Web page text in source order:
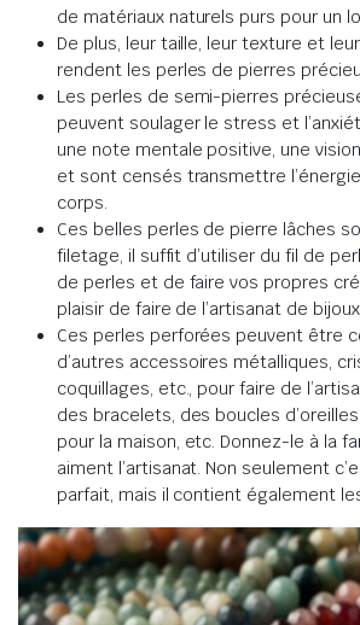
de matériaux naturels purs pour un
De plus, leur taille, leur texture et
rendent les perles de pierres
Les perles de semi-pierres
peuvent soulager le stress et
une note mentale positive, une
et sont censés transmettre l’énergie
corps.
Ces belles perles de pierre lâches
filetage, il suffit d’utiliser du fil de
de perles et de faire vos propres
plaisir de faire de l’artisanat de
Ces perles perforées peuvent être
d’autres accessoires métalliques,
coquillages, etc., pour faire de
des bracelets, des boucles
pour la maison, etc. Donnez-le à la
aiment l’artisanat. Non seulement
parfait, mais il contient également